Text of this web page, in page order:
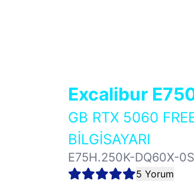
Excalibur
GB RTX 5060
BİLGİSAYARI
E75H.250K-DQ60X-
5 Yorum